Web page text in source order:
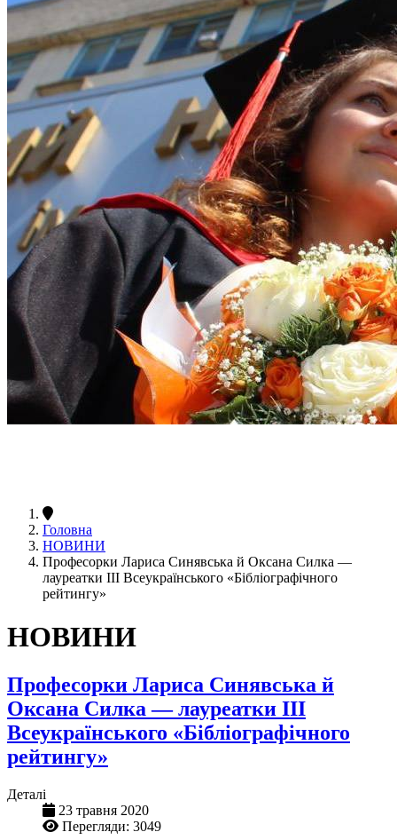
Головна
НОВИНИ
Професорки Лариса Синявська й Оксана Силка —
лауреатки ІІІ Всеукраїнського «Бібліографічного
рейтингу»
НОВИНИ
Професорки Лариса Синявська й
Оксана Силка — лауреатки ІІІ
Всеукраїнського «Бібліографічного
рейтингу»
Деталі
23 травня 2020
Перегляди: 3049